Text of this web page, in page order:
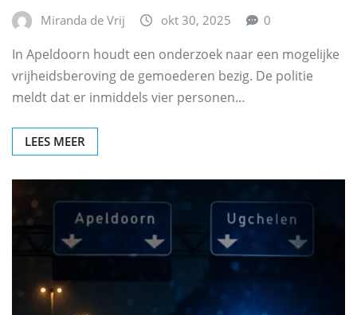
Miranda de Vrij okt 30, 2025 0
In Apeldoorn houdt een onderzoek naar een mogelijke
vrijheidsberoving de gemoederen bezig. De politie
meldt dat er inmiddels vier personen…
LEES MEER